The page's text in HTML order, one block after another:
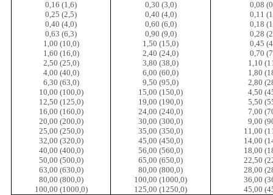
0,16 (1,6) 0,30 (3,0)
0,08
0,25 (2,5)
0,40 (4,0)
0,11
0,40 (4,0)
0,60 (6,0)
0,18
0,63 (6,3)
0,90 (9,0)
0,28
1,00 (10,0)
1,50 (15,0)
0,45
1,60 (16,0)
2,40 (24,0)
0,70
2,50 (25,0)
3,80 (38,0)
1,10
4,00 (40,0)
6,00 (60,0)
1,80
6,30 (63,0)
9,50 (95,0)
2,80
10,00 (100,0)
15,00 (150,0)
4,50
12,50 (125,0)
19,00 (190,0)
5,50
16,00 (160,0)
24,00 (240,0)
7,00
20,00 (200,0)
30,00 (300,0)
9,00
25,00 (250,0)
35,00 (350,0)
11,00
32,00 (320,0)
45,00 (450,0)
14,00
40,00 (400,0)
56,00 (560,0)
18,00
50,00 (500,0)
65,00 (650,0)
22,50
63,00 (630,0)
80,00 (800,0)
28,00
80,00 (800,0)
100,00 (1000,0)
36,00
100,00 (1000,0)
125,00 (1250,0) 45,00